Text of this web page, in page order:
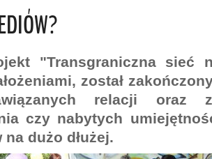
"Transgraniczna sieć
został
relacji oraz
czy nabytych
dużo dłużej.